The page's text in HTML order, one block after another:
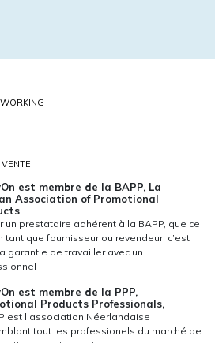
est membre de la BAPP, La
Association of Promotional
un prestataire adhérent à la BAPP, que ce
tant que fournisseur ou revendeur, c’est
garantie de travailler avec un
!
est membre de la PPP,
Products Professionals,
est l’association Néerlandaise
tout les professionels du marché de